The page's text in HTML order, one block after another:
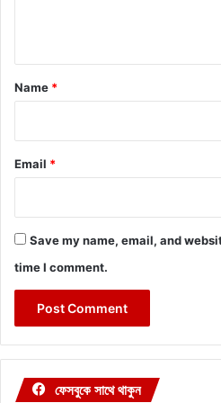
*
Name *
Email *
Save my name, email, and
time I comment.
ফেসবুকে সাথে থাকুন